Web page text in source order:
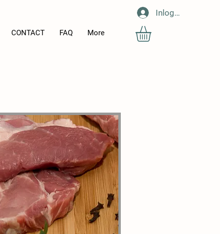
CONTACT FAQ More
Inloggen